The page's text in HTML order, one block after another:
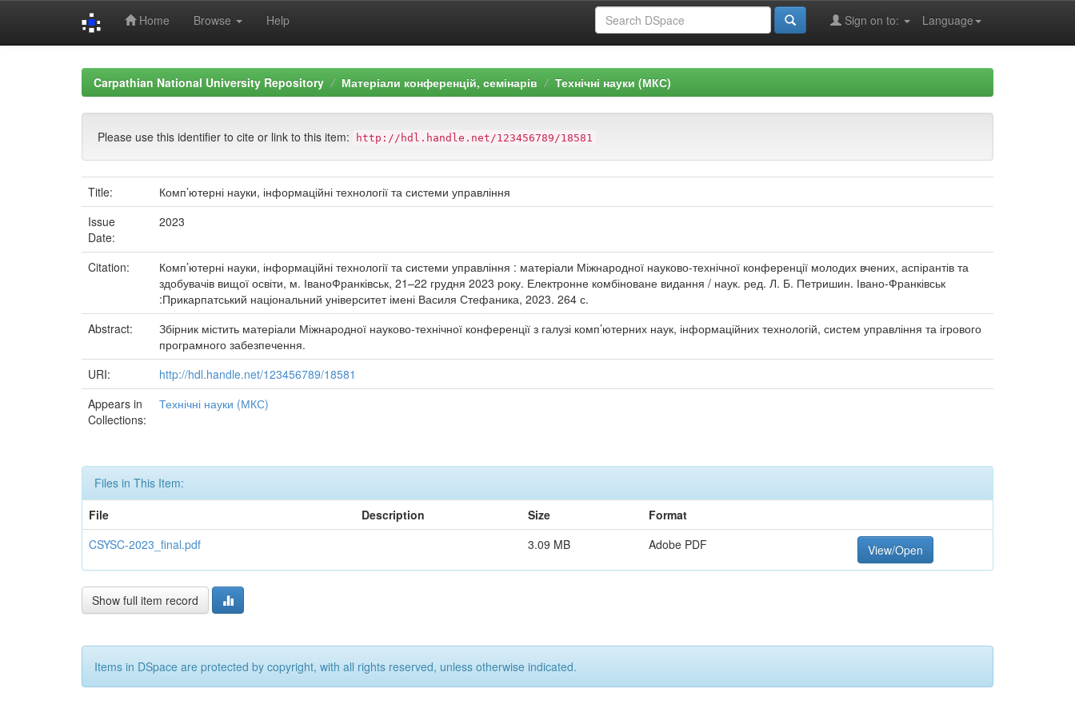
Home Browse Help Language
Sign on to:
Carpathian National University Repository Матеріали конференцій, семінарів Технічні науки (МКС)
Please use this identifier to cite or link to this item: http://hdl.handle.net/123456789/18581
Title:
Комп’ютерні науки, інформаційні технології та системи управління
Issue
Date:
2023
Citation:
Комп’ютерні науки, інформаційні технології та системи управління : матеріали Міжнародної науково-технічної конференції молодих вчених, аспірантів та
здобувачів вищої освіти, м. ІваноФранківськ, 21–22 грудня 2023 року. Електронне комбіноване видання / наук. ред. Л. Б. Петришин. Івано-Франківськ
:Прикарпатський національний університет імені Василя Стефаника, 2023. 264 с.
Abstract:
Збірник містить матеріали Міжнародної науково-технічної конференції з галузі комп’ютерних наук, інформаційних технологій, систем управління та ігрового
програмного забезпечення.
URI:
http://hdl.handle.net/123456789/18581
Appears in
Collections:
Технічні науки (МКС)
Files in This Item:
File
Description Size
Format
CSYSC-2023_final.pdf
3.09 MB Adobe PDF View/Open
Show full item record
Items in DSpace are protected by copyright, with all rights reserved, unless otherwise indicated.